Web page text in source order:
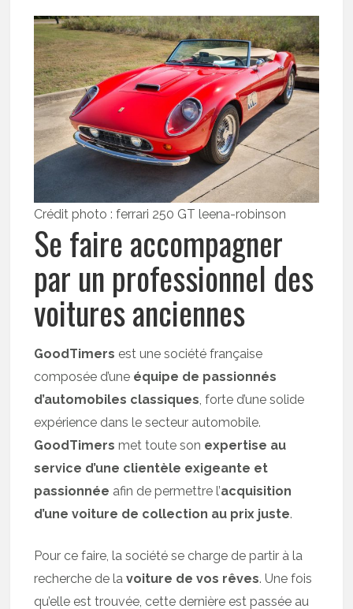
Crédit photo : ferrari 250 GT leena-robinson
Se faire accompagner
par un professionnel des
voitures anciennes
GoodTimers est une société française
composée d’une équipe de passionnés
d’automobiles classiques, forte d’une solide
expérience dans le secteur automobile.
GoodTimers met toute son expertise au
service d’une clientèle exigeante et
passionnée afin de permettre l’acquisition
d’une voiture de collection au prix juste.
Pour ce faire, la société se charge de partir à la
recherche de lavoiture de vos rêves. Une fois
qu’elle est trouvée, cette dernière est passée au